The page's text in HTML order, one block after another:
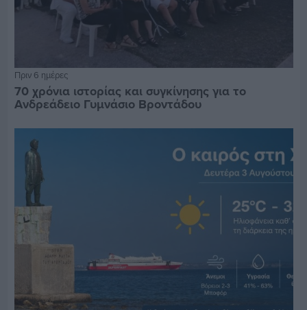
Πριν 6 ημέρες
70 χρόνια ιστορίας και συγκίνησης για το
Ανδρεάδειο Γυμνάσιο Βροντάδου